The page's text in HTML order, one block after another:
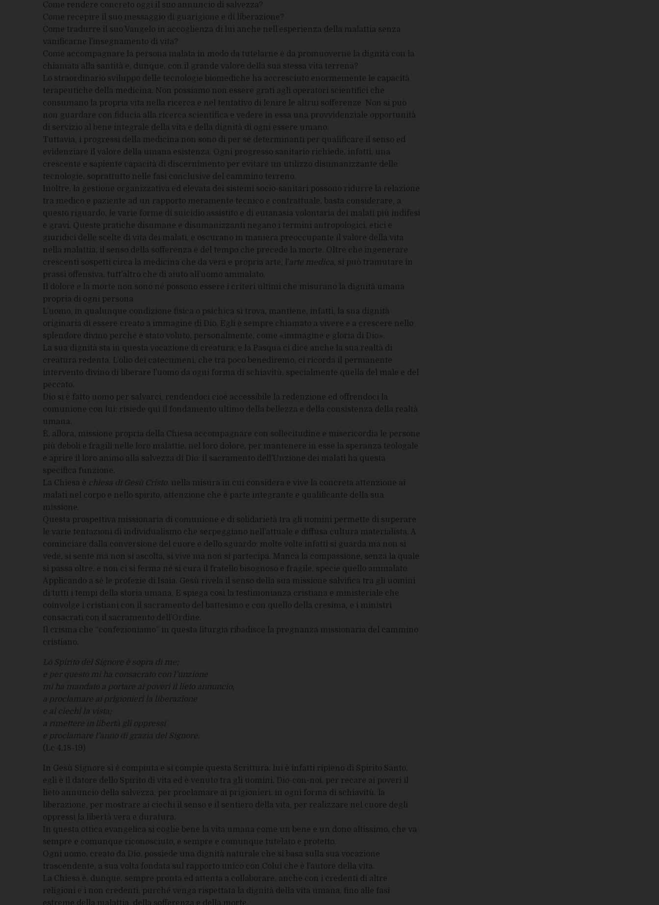
Come rendere concreto oggi il suo annuncio di salvezza?
Come recepire il suo messaggio di guarigione e di liberazione?
Come tradurre il suo Vangelo in accoglienza di lui anche nell’esperienza della malattia senza
vanificarne l’insegnamento di vita?
Come accompagnare la persona malata in modo da tutelarne e da promuoverne la dignità con la
chiamata alla santità e, dunque, con il grande valore della sua stessa vita terrena?
Lo straordinario sviluppo delle tecnologie biomediche ha accresciuto enormemente le capacità
terapeutiche della medicina. Non possiamo non essere grati agli operatori scientifici che
consumano la propria vita nella ricerca e nel tentativo di lenire le altrui sofferenze. Non si può
non guardare con fiducia alla ricerca scientifica e vedere in essa una provvidenziale opportunità
di servizio al bene integrale della vita e della dignità di ogni essere umano.
Tuttavia, i progressi della medicina non sono di per sé determinanti per qualificare il senso ed
evidenziare il valore della umana esistenza. Ogni progresso sanitario richiede, infatti, una
crescente e sapiente capacità di discernimento per evitare un utilizzo disumanizzante delle
tecnologie, soprattutto nelle fasi conclusive del cammino terreno.
Inoltre, la gestione organizzativa ed elevata dei sistemi socio-sanitari possono ridurre la relazione
tra medico e paziente ad un rapporto meramente tecnico e contrattuale, basta considerare, a
questo riguardo, le varie forme di suicidio assistito e di eutanasia volontaria dei malati più indifesi
e gravi. Queste pratiche disumane e disumanizzanti negano i termini antropologici, etici e
giuridici delle scelte di vita dei malati, e oscurano in maniera preoccupante il valore della vita
nella malattia, il senso della sofferenza e del tempo che precede la morte. Oltre che ingenerare
crescenti sospetti circa la medicina che da vera e propria arte, l’ arte medica , si può tramutare in
prassi offensiva, tutt’altro che di aiuto all’uomo ammalato.
Il dolore e la morte non sono né possono essere i criteri ultimi che misurano la dignità umana
propria di ogni persona.
L’uomo, in qualunque condizione fisica o psichica si trova, mantiene, infatti, la sua dignità
originaria di essere creato a immagine di Dio. Egli è sempre chiamato a vivere e a crescere nello
splendore divino perché è stato voluto, personalmente, come «immagine e gloria di Dio».
La sua dignità sta in questa vocazione di creatura; e la Pasqua ci dice anche la sua realtà di
creatura redenta. L’olio dei catecumeni, che tra poco benediremo, ci ricorda il permanente
intervento divino di liberare l’uomo da ogni forma di schiavitù, specialmente quella del male e del
peccato.
Dio si è fatto uomo per salvarci, rendendoci cioè accessibile la redenzione ed offrendoci la
comunione con lui: risiede qui il fondamento ultimo della bellezza e della consistenza della realtà
umana.
È, allora, missione propria della Chiesa accompagnare con sollecitudine e misericordia le persone
più deboli e fragili nelle loro malattie, nel loro dolore, per mantenere in esse la speranza teologale
e aprire il loro animo alla salvezza di Dio: il sacramento dell’Unzione dei malati ha questa
specifica funzione.
La Chiesa è chiesa di Gesù Cristo, nella misura in cui considera e vive la concreta attenzione ai
malati nel corpo e nello spirito, attenzione che è parte integrante e qualificante della sua
missione.
Questa prospettiva missionaria di comunione e di solidarietà tra gli uomini permette di superare
le varie tentazioni di individualismo che serpeggiano nell’attuale e diffusa cultura materialista. A
cominciare dalla conversione del cuore e dello sguardo: molte volte infatti si guarda ma non si
vede, si sente ma non si ascolta, si vive ma non si partecipa. Manca la compassione, senza la quale
si passa oltre, e non ci si ferma né si cura il fratello bisognoso e fragile, specie quello ammalato.
Applicando a sé le profezie di Isaia, Gesù rivela il senso della sua missione salvifica tra gli uomini
di tutti i tempi della storia umana. E spiega così la testimonianza cristiana e ministeriale che
coinvolge i cristiani con il sacramento del battesimo e con quello della cresima, e i ministri
consacrati con il sacramento dell’Ordine.
Il crisma che “confezioniamo” in questa liturgia ribadisce la pregnanza missionaria del cammino
cristiano.
Lo Spirito del Signore è sopra di me;
e per questo mi ha consacrato con l’unzione
mi ha mandato a portare ai poveri il lieto annuncio,
a proclamare ai prigionieri la liberazione
e ai ciechi la vista;
a rimettere in libertà gli oppressi
e proclamare l’anno di grazia del Signore.
(Lc 4,18-19)
In Gesù Signore si è compiuta e si compie questa Scrittura: lui è infatti ripieno di Spirito Santo,
egli è il datore dello Spirito di vita ed è venuto tra gli uomini, Dio-con-noi, per recare ai poveri il
lieto annuncio della salvezza, per proclamare ai prigionieri, in ogni forma di schiavitù, la
liberazione, per mostrare ai ciechi il senso e il sentiero della vita, per realizzare nel cuore degli
oppressi la libertà vera e duratura.
In questa ottica evangelica si coglie bene la vita umana come un bene e un dono altissimo, che va
sempre e comunque riconosciuto, e sempre e comunque tutelato e protetto.
Ogni uomo, creato da Dio, possiede una dignità naturale che si basa sulla sua vocazione
trascendente, a sua volta fondata sul rapporto unico con Colui che è l’autore della vita.
La Chiesa è, dunque, sempre pronta ed attenta a collaborare, anche con i credenti di altre
religioni e i non credenti, purché venga rispettata la dignità della vita umana, fino alle fasi
estreme della malattia, della sofferenza e della morte.